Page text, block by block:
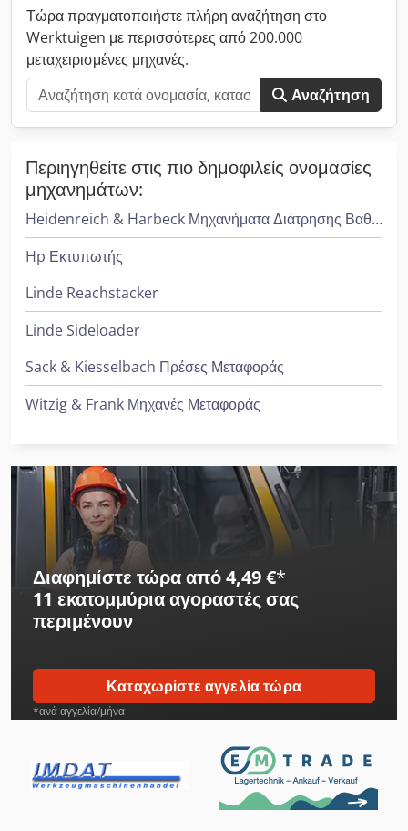
Τώρα πραγματοποιήστε πλήρη αναζήτηση στο
Werktuigen με περισσότερες από 200.000
μεταχειρισμένες μηχανές.
Αναζήτηση
Περιηγηθείτε στις πιο δημοφιλείς ονομασίες
μηχανημάτων:
Heidenreich & Harbeck Μηχανήματα Διάτρησης Βαθιάς Οπής
Hp Εκτυπωτής
Linde Reachstacker
Linde Sideloader
Sack & Kiesselbach Πρέσες Μεταφοράς
Witzig & Frank Μηχανές Μεταφοράς
Διαφημίστε τώρα από 4,49 €*
11 εκατομμύρια αγοραστέςσας
περιμένουν
Καταχωρίστε αγγελία τώρα
*ανά αγγελία/μήνα